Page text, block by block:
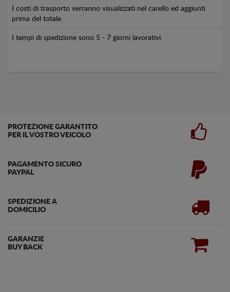
I costi di trasporto verranno visualizzati nel carello ed aggiunti
prima del totale.
I tempi di spedizione sono 5 - 7 giorni lavorativi.
PROTEZIONE GARANTITO
PER IL VOSTRO VEICOLO
PAGAMENTO SICURO
PAYPAL
SPEDIZIONE A
DOMICILIO
GARANZIE
BUY BACK